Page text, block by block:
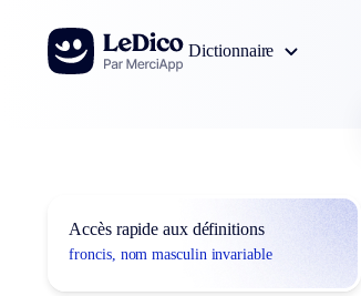
Aller au contenu
Dictionnaire
Accès rapide aux définitions
froncis, nom masculin invariable